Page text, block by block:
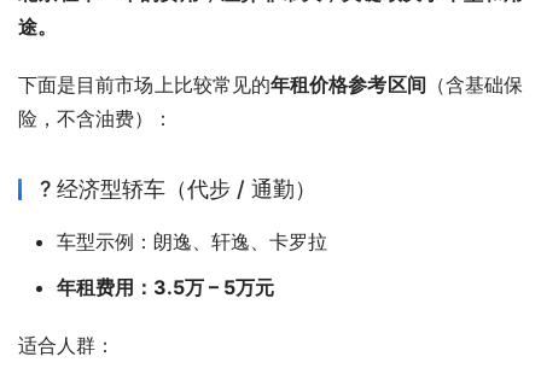
途。
下面是目前市场上比较常见的年租价格参考区间 （含基础保
险，不含油费）：
? 经济型轿车（代步 / 通勤）
车型示例：朗逸、轩逸、卡罗拉
年租费用：3.5万 – 5万元
适合人群：